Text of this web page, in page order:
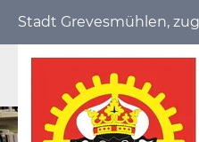
Stadt Grevesmühlen,